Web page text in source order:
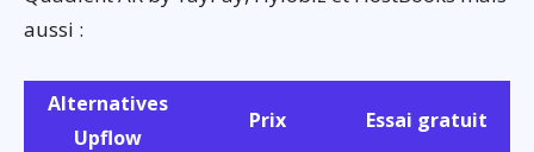
aussi :
Alternatives
Upflow
Prix Essai gratuit